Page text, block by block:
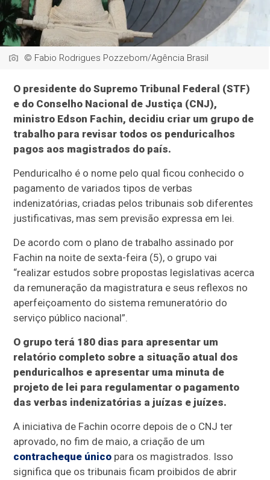
© Fabio Rodrigues Pozzebom/Agência Brasil
O presidente do Supremo Tribunal Federal (STF)
e do Conselho Nacional de Justiça (CNJ),
ministro Edson Fachin, decidiu criar um grupo de
trabalho para revisar todos os penduricalhos
pagos aos magistrados do país.
Penduricalho é o nome pelo qual ficou conhecido o
pagamento de variados tipos de verbas
indenizatórias, criadas pelos tribunais sob diferentes
justificativas, mas sem previsão expressa em lei.
De acordo com o plano de trabalho assinado por
Fachin na noite de sexta-feira (5), o grupo vai
“realizar estudos sobre propostas legislativas acerca
da remuneração da magistratura e seus reflexos no
aperfeiçoamento do sistema remuneratório do
serviço público nacional”.
O grupo terá 180 dias para apresentar um
relatório completo sobre a situação atual dos
penduricalhos e apresentar uma minuta de
projeto de lei para regulamentar o pagamento
das verbas indenizatórias a juízas e juízes.
A iniciativa de Fachin ocorre depois de o CNJ ter
aprovado, no fim de maio, a criação de um
contracheque único para os magistrados. Isso
significa que os tribunais ficam proibidos de abrir